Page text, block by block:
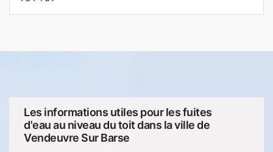
Les informations utiles pour les fuites
d'eau au niveau du toit dans la ville de
Vendeuvre Sur Barse